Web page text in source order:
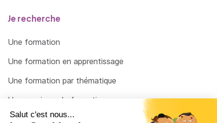
Sensibiliser les utilisateurs à la protection des
organisation
Déployer les moyens appropriés de preuve
électronique
Je recherche
Une formation
Une formation en apprentissage
Une formation par thématique
Un organisme de formation
Un conseiller